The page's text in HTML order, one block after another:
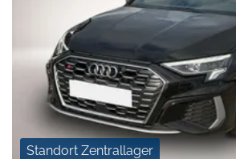
Standort Zentrallager